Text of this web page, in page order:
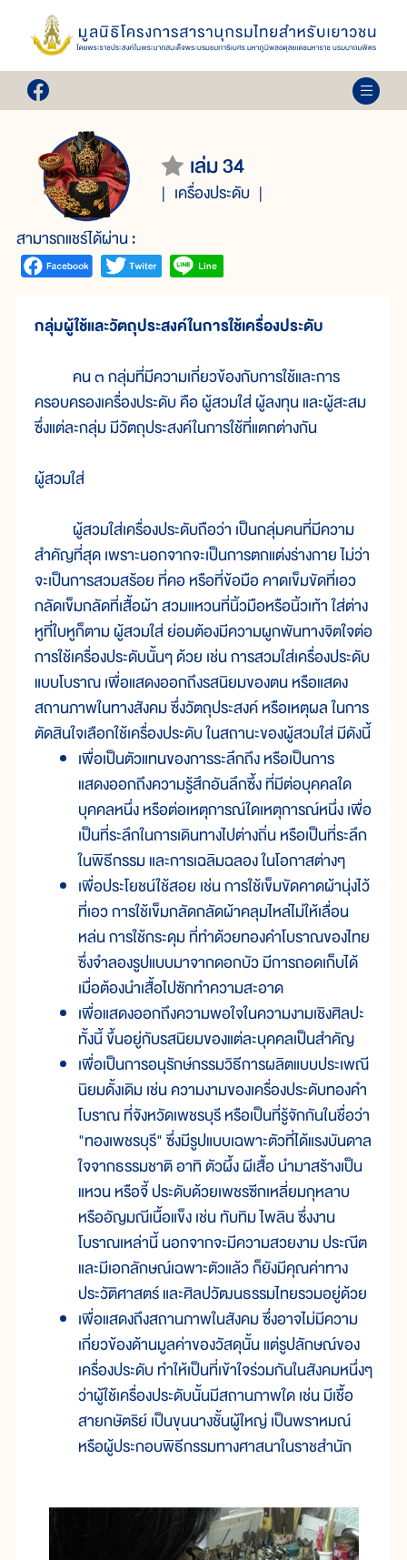
เล่ม 34
เครื่องประดับ
สามารถแชร์ได้ผ่าน :
กลุ่มผู้ใช้และวัตถุประสงค์ในการใช้เครื่องประดับ
คน ๓ กลุ่มที่มีความเกี่ยวข้องกับการใช้และการ
ครอบครองเครื่องประดับ คือ ผู้สวมใส่ ผู้ลงทุน และผู้สะสม
ซึ่งแต่ละกลุ่ม มีวัตถุประสงค์ในการใช้ที่แตกต่างกัน
ผู้สวมใส่
ผู้สวมใส่เครื่องประดับถือว่า เป็นกลุ่มคนที่มีความ
สำคัญที่สุด เพราะนอกจากจะเป็นการตกแต่งร่างกาย ไม่ว่า
จะเป็นการสวมสร้อย ที่คอ หรือที่ข้อมือ คาดเข็มขัดที่เอว
กลัดเข็มกลัดที่เสื้อผ้า สวมแหวนที่นิ้วมือหรือนิ้วเท้า ใส่ต่าง
หูที่ใบหูก็ตาม ผู้สวมใส่ ย่อมต้องมีความผูกพันทางจิตใจต่อ
การใช้เครื่องประดับนั้นๆ ด้วย เช่น การสวมใส่เครื่องประดับ
แบบโบราณ เพื่อแสดงออกถึงรสนิยมของตน หรือแสดง
สถานภาพในทางสังคม ซึ่งวัตถุประสงค์ หรือเหตุผล ในการ
ตัดสินใจเลือกใช้เครื่องประดับ ในสถานะของผู้สวมใส่ มีดังนี้
เพื่อเป็นตัวแทนของการระลึกถึง หรือเป็นการ
แสดงออกถึงความรู้สึกอันลึกซึ้ง ที่มีต่อบุคคลใด
บุคคลหนึ่ง หรือต่อเหตุการณ์ใดเหตุการณ์หนึ่ง เพื่อ
เป็นที่ระลึกในการเดินทางไปต่างถิ่น หรือเป็นที่ระลึก
ในพิธีกรรม และการเฉลิมฉลอง ในโอกาสต่างๆ
เพื่อประโยชน์ใช้สอย เช่น การใช้เข็มขัดคาดผ้านุ่งไว้
ที่เอว การใช้เข็มกลัดกลัดผ้าคลุมไหล่ไม่ให้เลื่อน
หล่น การใช้กระดุม ที่ทำด้วยทองคำโบราณของไทย
ซึ่งจำลองรูปแบบมาจากดอกบัว มีการถอดเก็บได้
เมื่อต้องนำเสื้อไปซักทำความสะอาด
เพื่อแสดงออกถึงความพอใจในความงามเชิงศิลปะ
ทั้งนี้ ขึ้นอยู่กับรสนิยมของแต่ละบุคคลเป็นสำคัญ
เพื่อเป็นการอนุรักษ์กรรมวิธีการผลิตแบบประเพณี
นิยมดั้งเดิม เช่น ความงามของเครื่องประดับทองคำ
โบราณ ที่จังหวัดเพชรบุรี หรือเป็นที่รู้จักกันในชื่อว่า
"ทองเพชรบุรี" ซึ่งมีรูปแบบเฉพาะตัวที่ได้แรงบันดาล
ใจจากธรรมชาติ อาทิ ตัวผึ้ง ผีเสื้อ นำมาสร้างเป็น
แหวน หรือจี้ ประดับด้วยเพชรซีกเหลี่ยมกุหลาบ
หรืออัญมณีเนื้อแข็ง เช่น ทับทิม ไพลิน ซึ่งงาน
โบราณเหล่านี้ นอกจากจะมีความสวยงาม ประณีต
และมีเอกลักษณ์เฉพาะตัวแล้ว ก็ยังมีคุณค่าทาง
ประวัติศาสตร์ และศิลปวัฒนธรรมไทยรวมอยู่ด้วย
เพื่อแสดงถึงสถานภาพในสังคม ซึ่งอาจไม่มีความ
เกี่ยวข้องด้านมูลค่าของวัสดุนั้น แต่รูปลักษณ์ของ
เครื่องประดับ ทำให้เป็นที่เข้าใจร่วมกันในสังคมหนึ่งๆ
ว่าผู้ใช้เครื่องประดับนั้นมีสถานภาพใด เช่น มีเชื้อ
สายกษัตริย์ เป็นขุนนางชั้นผู้ใหญ่ เป็นพราหมณ์
หรือผู้ประกอบพิธีกรรมทางศาสนาในราชสำนัก